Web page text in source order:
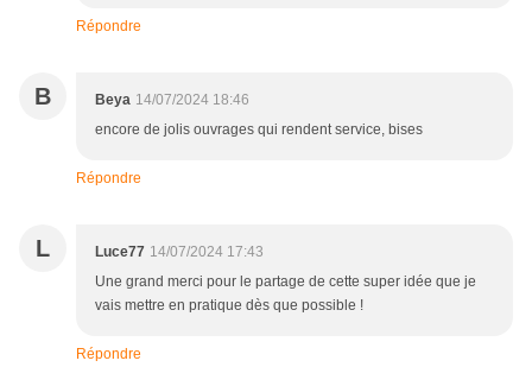
Répondre
B Beya 14/07/2024 18:46
encore de jolis ouvrages qui rendent service, bises
Répondre
L Luce77 14/07/2024 17:43
Une grand merci pour le partage de cette super idée que je
vais mettre en pratique dès que possible !
Répondre